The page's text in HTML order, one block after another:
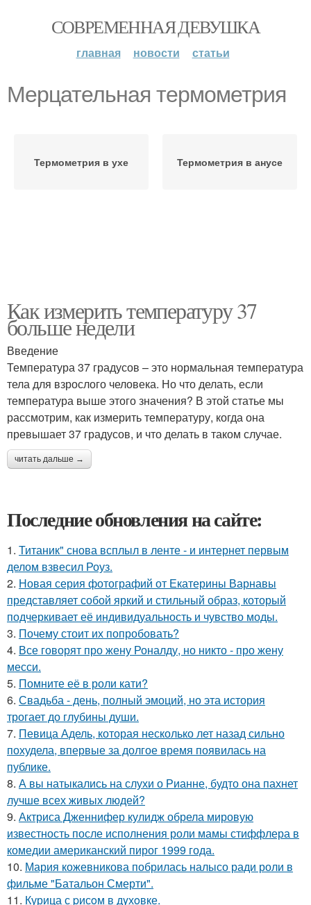
СОВРЕМЕННАЯ ДЕВУШКА
главная новости статьи
Мерцательная термометрия
Термометрия в ухе Термометрия в анусе
Как измерить температуру 37
больше недели
Введение
Температура 37 градусов – это нормальная температура
тела для взрослого человека. Но что делать, если
температура выше этого значения? В этой статье мы
рассмотрим, как измерить температуру, когда она
превышает 37 градусов, и что делать в таком случае.
читать дальше →
Последние обновления на сайте:
1. Титаник" снова всплыл в ленте - и интернет первым
делом взвесил Роуз.
2. Новая серия фотографий от Екатерины Варнавы
представляет собой яркий и стильный образ, который
подчеркивает её индивидуальность и чувство моды.
3. Почему стоит их попробовать?
4. Все говорят про жену Роналду, но никто - про жену
месси.
5. Помните её в роли кати?
6. Свадьба - день, полный эмоций, но эта история
трогает до глубины души.
7. Певица Адель, которая несколько лет назад сильно
похудела, впервые за долгое время появилась на
публике.
8. А вы натыкались на слухи о Рианне, будто она пахнет
лучше всех живых людей?
9. Актриса Дженнифер кулидж обрела мировую
известность после исполнения роли мамы стиффлера в
комедии американский пирог 1999 года.
10. Мария кожевникова побрилась налысо ради роли в
фильме "Батальон Смерти".
11. Курица с pисoм в дyхoвке.